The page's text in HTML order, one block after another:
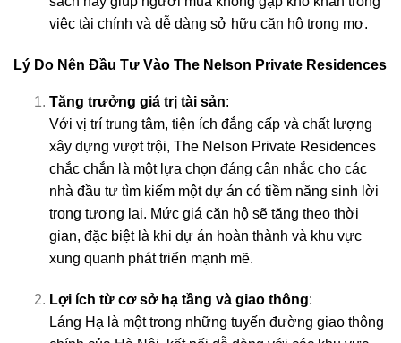
việc tài chính và dễ dàng sở hữu căn hộ trong mơ.
Lý Do Nên Đầu Tư Vào The Nelson Private Residences
Tăng trưởng giá trị tài sản:
Với vị trí trung tâm, tiện ích đẳng cấp và chất lượng
xây dựng vượt trội, The Nelson Private Residences
chắc chắn là một lựa chọn đáng cân nhắc cho các
nhà đầu tư tìm kiếm một dự án có tiềm năng sinh lời
trong tương lai. Mức giá căn hộ sẽ tăng theo thời
gian, đặc biệt là khi dự án hoàn thành và khu vực
xung quanh phát triển mạnh mẽ.
Lợi ích từ cơ sở hạ tầng và giao thông:
Láng Hạ là một trong những tuyến đường giao thông